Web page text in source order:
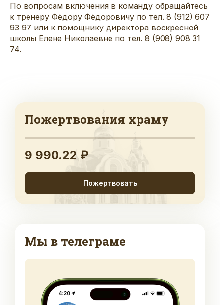
По вопросам включения в команду обращайтесь
к тренеру Фёдору Фёдоровичу по тел. 8 (912) 607
93 97 или к помощнику директора воскресной
школы Елене Николаевне по тел. 8 (908) 908 31
74.
Пожертвования храму
9 990.22 ₽
Пожертвовать
Мы в телеграме